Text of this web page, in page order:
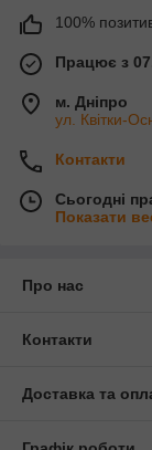
100%
Працює з
м. Дніпро
ул. Квітки-
Контакти
Сьогодні
Показати
Про нас
Контакти
Доставка та